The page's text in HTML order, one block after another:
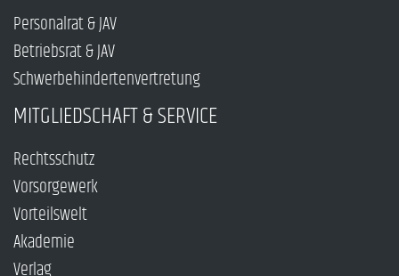
Personalrat & JAV
Betriebsrat & JAV
Schwerbehindertenvertretung
MITGLIEDSCHAFT & SERVICE
Rechtsschutz
Vorsorgewerk
Vorteilswelt
Akademie
Verlag